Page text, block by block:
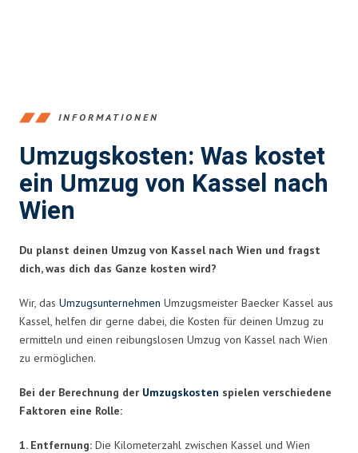
INFORMATIONEN
Umzugskosten: Was kostet
ein Umzug von Kassel nach
Wien
Du planst deinen Umzug von Kassel nach Wien und fragst
dich, was dich das Ganze kosten wird?
Wir, das Umzugsunternehmen Umzugsmeister Baecker Kassel aus
Kassel, helfen dir gerne dabei, die Kosten für deinen Umzug zu
ermitteln und einen reibungslosen Umzug von Kassel nach Wien
zu ermöglichen.
Bei der Berechnung der Umzugskosten spielen verschiedene
Faktoren eine Rolle:
1. Entfernung: Die Kilometerzahl zwischen Kassel und Wien